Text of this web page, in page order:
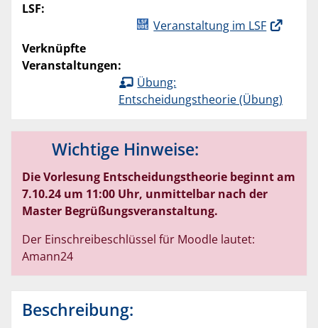
LSF:
Veranstaltung im LSF
Verknüpfte
Veranstaltungen:
Übung:
Entscheidungstheorie (Übung)
Wichtige Hinweise:
Die Vorlesung Entscheidungstheorie beginnt am
7.10.24 um 11:00 Uhr, unmittelbar nach der
Master Begrüßungsveranstaltung.
Der Einschreibeschlüssel für Moodle lautet:
Amann24
Beschreibung: